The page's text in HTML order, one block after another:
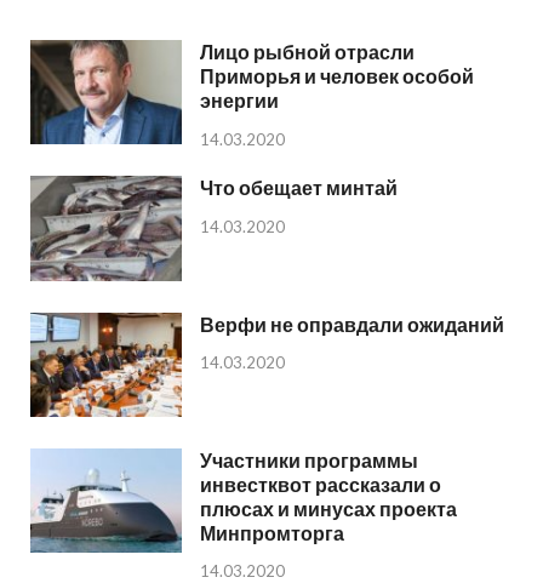
Лицо рыбной отрасли
Приморья и человек особой
энергии
14.03.2020
Что обещает минтай
14.03.2020
Верфи не оправдали ожиданий
14.03.2020
Участники программы
инвестквот рассказали о
плюсах и минусах проекта
Минпромторга
14.03.2020